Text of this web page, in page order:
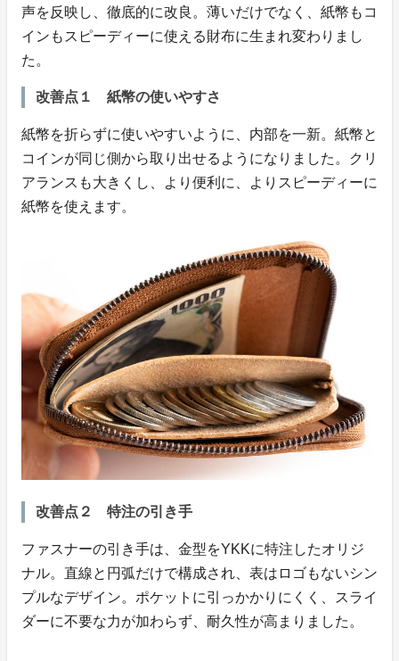
声を反映し、徹底的に改良。薄いだけでなく、紙幣もコ
インもスピーディーに使える財布に生まれ変わりまし
た。
改善点１ 紙幣の使いやすさ
紙幣を折らずに使いやすいように、内部を一新。紙幣と
コインが同じ側から取り出せるようになりました。クリ
アランスも大きくし、より便利に、よりスピーディーに
紙幣を使えます。
改善点２ 特注の引き手
ファスナーの引き手は、金型をYKKに特注したオリジ
ナル。直線と円弧だけで構成され、表はロゴもないシン
プルなデザイン。ポケットに引っかかりにくく、スライ
ダーに不要な力が加わらず、耐久性が高まりました。